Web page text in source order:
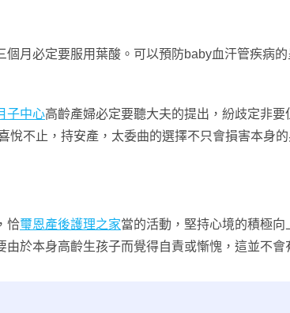
月必定要服用葉酸。可以預防baby血汗管疾病
子中心高齡產婦必定要聽大夫的提出，紛歧定非
不止，持安產，太委曲的選擇不只會損害本身
恰璽恩產後護理之家當的活動，堅持心境的積極
於本身高齡生孩子而覺得自責或慚愧，這並不會